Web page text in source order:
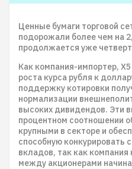
Ценные бумаги торговой
подорожали более чем на
продолжается уже
Как компания-импортер,
роста курса рубля к
поддержку котировки
нормализации
высоких дивидендов. Эти
процентном соотношении
крупными в секторе и
способную конкурировать
вкладов, так как
между акционерами